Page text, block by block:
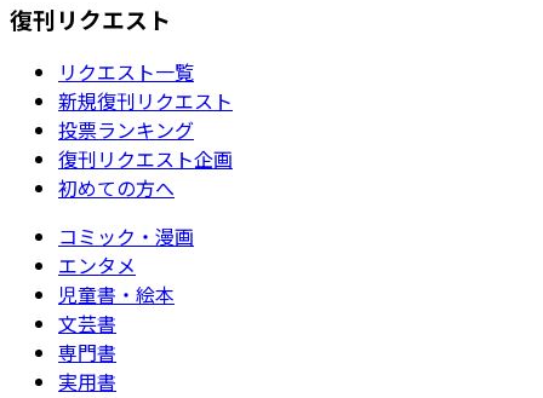
復刊リクエスト
リクエスト一覧
新規復刊リクエスト
投票ランキング
復刊リクエスト企画
初めての方へ
コミック・漫画
エンタメ
児童書・絵本
文芸書
専門書
実用書